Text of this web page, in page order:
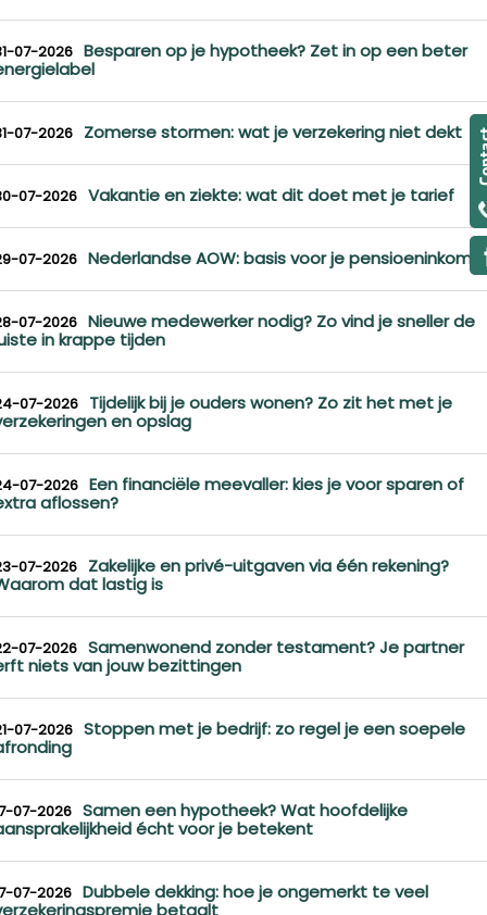
07-2026 Besparen op je hypotheek? Zet in op een beter
07-2026 Zomerse stormen: wat je verzekering niet dekt
07-2026 Vakantie en ziekte: wat dit doet met je tarief
07-2026 Nederlandse AOW: basis voor je
07-2026 Nieuwe medewerker nodig? Zo vind je sneller de
in krappe tijden
07-2026 Tijdelijk bij je ouders wonen? Zo zit het met je
en opslag
07-2026 Een financiële meevaller: kies je voor sparen of
aflossen?
07-2026 Zakelijke en privé-uitgaven via één rekening?
dat lastig is
07-2026 Samenwonend zonder testament? Je partner
niets van jouw bezittingen
07-2026 Stoppen met je bedrijf: zo regel je een soepele
07-2026 Samen een hypotheek? Wat hoofdelijke
écht voor je betekent
07-2026 Dubbele dekking: hoe je ongemerkt te veel
betaalt